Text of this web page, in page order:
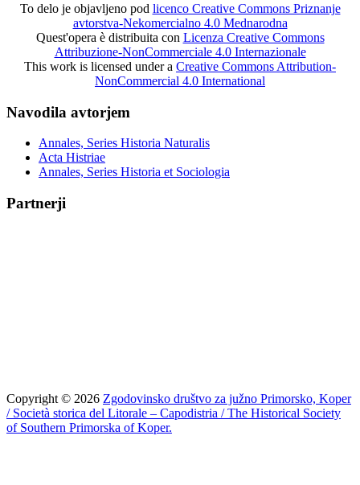
To delo je objavljeno pod licenco Creative Commons Priznanje
avtorstva-Nekomercialno 4.0 Mednarodna
Quest'opera è distribuita con Licenza Creative Commons
Attribuzione-NonCommerciale 4.0 Internazionale
This work is licensed under a Creative Commons Attribution-
NonCommercial 4.0 International
Navodila avtorjem
Annales, Series Historia Naturalis
Acta Histriae
Annales, Series Historia et Sociologia
Partnerji
Copyright © 2026 Zgodovinsko društvo za južno Primorsko, Koper
/ Società storica del Litorale – Capodistria / The Historical Society
of Southern Primorska of Koper.